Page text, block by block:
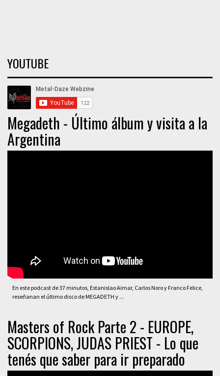
YOUTUBE
Megadeth - Último álbum y visita a la
Argentina
En este podcast de 37 minutos, Estanislao Aimar, Carlos Noro y Franco Felice,
reseñanan el último disco de MEGADETH y ...
Masters of Rock Parte 2 - EUROPE,
SCORPIONS, JUDAS PRIEST - Lo que
tenés que saber para ir preparado